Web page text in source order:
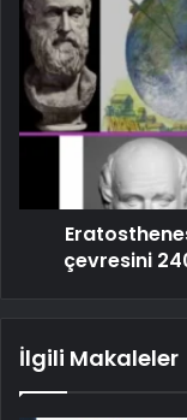
çevresini
İlgili Makaleler